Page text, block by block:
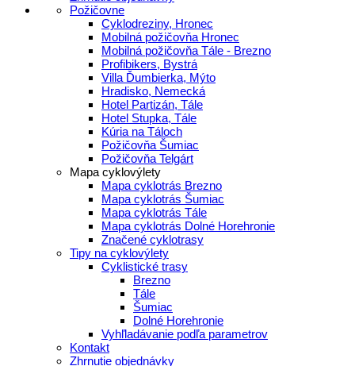
Požičovne
Cyklodreziny, Hronec
Mobilná požičovňa Hronec
Mobilná požičovňa Tále - Brezno
Profibikers, Bystrá
Villa Ďumbierka, Mýto
Hradisko, Nemecká
Hotel Partizán, Tále
Hotel Stupka, Tále
Kúria na Táloch
Požičovňa Šumiac
Požičovňa Telgárt
Mapa cyklovýlety
Mapa cyklotrás Brezno
Mapa cyklotrás Šumiac
Mapa cyklotrás Tále
Mapa cyklotrás Dolné Horehronie
Značené cyklotrasy
Tipy na cyklovýlety
Cyklistické trasy
Brezno
Tále
Šumiac
Dolné Horehronie
Vyhľladávanie podľa parametrov
Kontakt
Zhrnutie objednávky